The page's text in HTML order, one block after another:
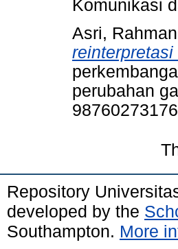
Komunikasi
Asri, Rahman
perubahan
Repository
developed by the
Southampton. More